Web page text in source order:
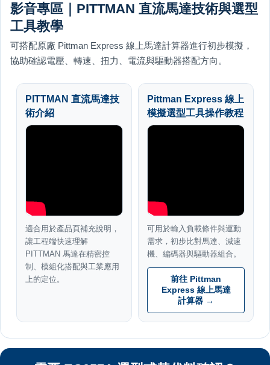
影音專區｜PITTMAN 直流馬達技術與選型
工具教學
可搭配原廠 Pittman Express 線上馬達計算器進行初步模擬，
協助確認電壓、轉速、扭力、電流與驅動器搭配方向。
PITTMAN 直流馬達技
術介紹
適合用於產品頁補充說明，
讓工程端快速理解
PITTMAN 馬達在精密控
制、模組化搭配與工業應用
上的定位。
Pittman Express 線上
模擬選型工具操作教程
可用於輸入負載條件與運動
需求，初步比對馬達、減速
機、編碼器與驅動器組合。
前往 Pittman
Express 線上馬達
計算器 →